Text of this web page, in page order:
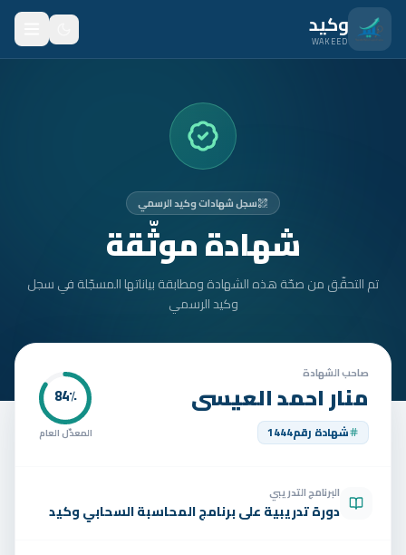
انتقل للمحتوى الرئيسي
وكيد
WAKEED
المتدربون
الأمان
تواصل
الوظائف
سجل شهادات وكيد الرسمي
شهادة موثّقة
تم التحقّق من صحّة هذه الشهادة ومطابقة بياناتها المسجّلة في سجل
وكيد الرسمي
صاحب الشهادة
منار احمد العيسى
شهادة رقم1444
84٪
المعدّل العام
البرنامج التدريبي
دورة تدريبية على برنامج المحاسبة السحابي وكيد